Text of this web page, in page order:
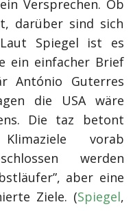
Versprechen. Ob
darüber sind sich
Spiegel ist es
ein einfacher Brief
António Guterres
die USA wäre
Die taz betont
vorab
werden
aber eine
Ziele. (Spiegel,